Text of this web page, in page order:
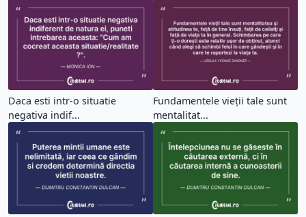
Daca esti intr-o situatie
negativa indif...
Fundamentele vieţii tale sunt
mentalitat...